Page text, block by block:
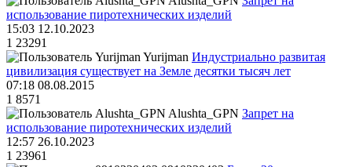
использование пиротехнических изделий
15:03 12.10.2023
1 23291
Yurijman Индустриально развитая
цивилизация существует на Земле десятки тысяч лет
07:18 08.08.2015
1 8571
Alushta_GPN Запрет на
использование пиротехнических изделий
12:57 26.10.2023
1 23961